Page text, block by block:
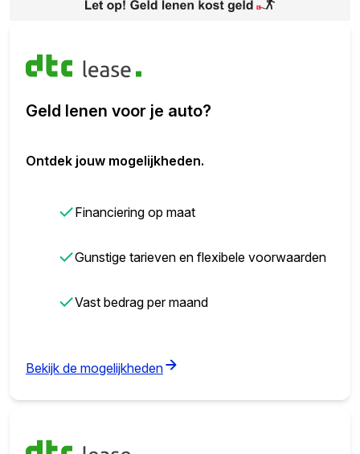
Geld lenen voor je auto?
Ontdek jouw mogelijkheden.
✓Financiering op maat
✓Gunstige tarieven en flexibele voorwaarden
✓Vast bedrag per maand
Bekijk de mogelijkheden